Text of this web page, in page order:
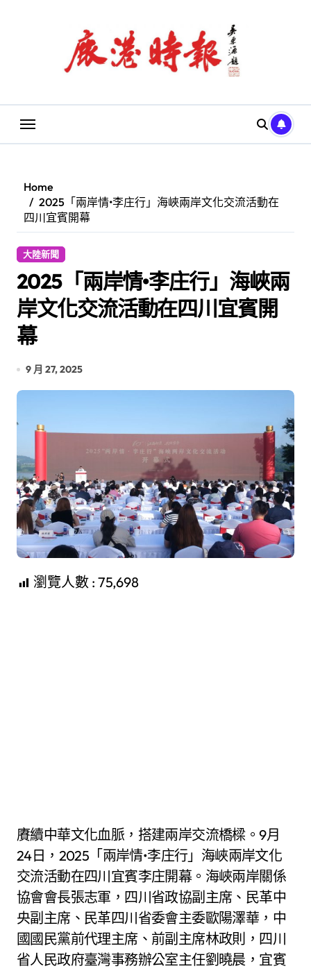
Home
2025「兩岸情•李庄行」海峽兩岸文化交流活動在
四川宜賓開幕
大陸新聞
2025「兩岸情•李庄行」海峽兩
岸文化交流活動在四川宜賓開
幕
9 月 27, 2025
瀏覽人數 : 75,698
賡續中華文化血脈，搭建兩岸交流橋樑。9月
24日，2025「兩岸情•李庄行」海峽兩岸文化
交流活動在四川宜賓李庄開幕。海峽兩岸關係
協會會長張志軍，四川省政協副主席、民革中
央副主席、民革四川省委會主委歐陽澤華，中
國國民黨前代理主席、前副主席林政則，四川
省人民政府臺灣事務辦公室主任劉曉晨，宜賓